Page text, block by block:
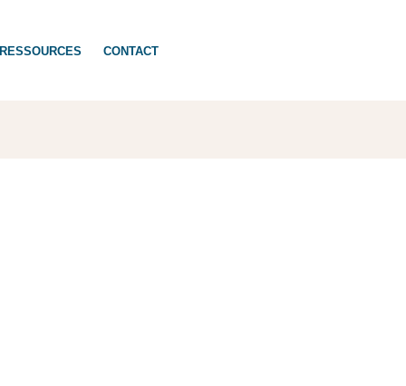
RESSOURCES CONTACT